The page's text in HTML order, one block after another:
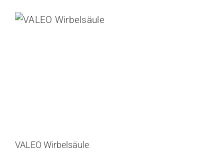
VALEO Wirbelsäule